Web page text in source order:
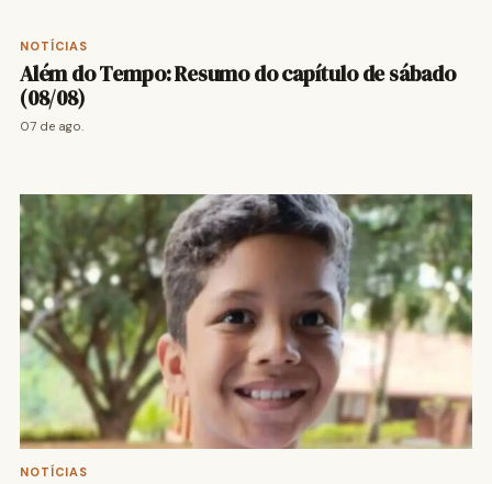
NOTÍCIAS
Além do Tempo: Resumo do capítulo de sábado
(08/08)
07 de ago.
NOTÍCIAS